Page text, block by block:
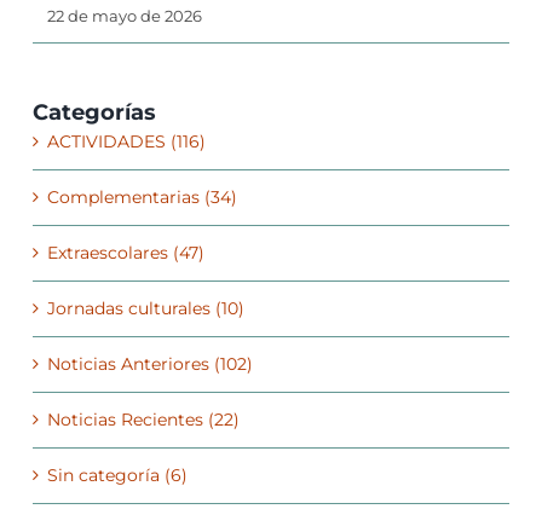
22 de mayo de 2026
Categorías
ACTIVIDADES (116)
Complementarias (34)
Extraescolares (47)
Jornadas culturales (10)
Noticias Anteriores (102)
Noticias Recientes (22)
Sin categoría (6)